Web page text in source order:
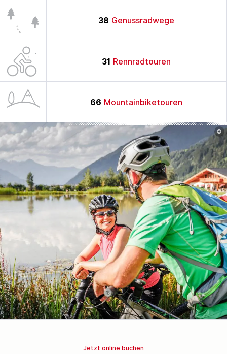
38 Genussradwege
31 Rennradtouren
66 Mountainbiketouren
©
Jetzt online buchen